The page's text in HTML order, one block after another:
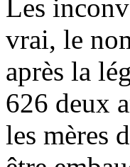
Les
vrai, le
après la
626 deux
les mères